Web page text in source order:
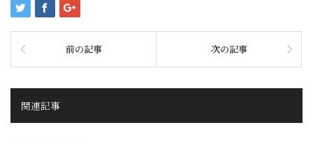
前の記事 次の記事
関連記事